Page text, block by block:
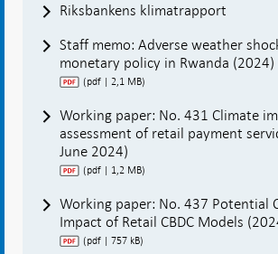
Riksbankens klimatrapport
Staff memo: Adverse weather
monetary policy in Rwanda (2024)
(pdf | 2,1 MB)
Working paper: No. 431 Climate
assessment of retail payment
June 2024)
(pdf | 1,2 MB)
Working paper: No. 437 Potential
Impact of Retail CBDC Models
(pdf | 757 kB)